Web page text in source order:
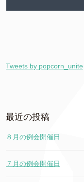
Tweets by popcorn_unite
最近の投稿
８月の例会開催日
７月の例会開催日